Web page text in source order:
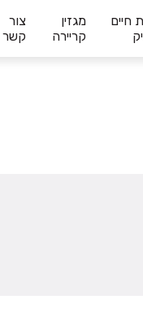
חיים
מגזין
קריירה
צור
קשר